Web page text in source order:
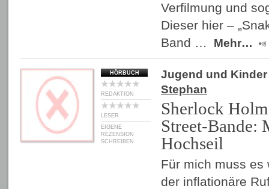
Verfilmung und
Dieser hier –
Band …
Mehr…
HÖRBUCH
REDAKTION
LESER
EIGENE
REZENSION
SCHREIBEN
Jugend und Kinder
Stephan
Sherlock
Street-Bande:
Hochseil
Für mich muss es
der inflationäre